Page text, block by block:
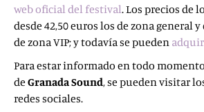
web oficial del festival. Los precios de
desde 42,50 euros los de zona general
de zona VIP; y todavía se pueden
Para estar informado en todo
de Granada Sound, se pueden visitar
redes sociales.